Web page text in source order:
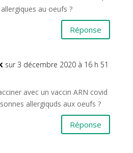
au oeufs ?
Réponse
sur 3 décembre 2020 à 16 h 51
avec un vaccin ARN covid
allergiquds aux oeufs ?
Réponse